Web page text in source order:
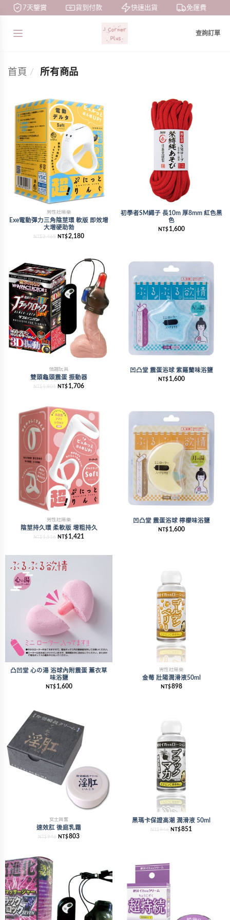
7天鑒賞 貨到付款 快速出貨 免運費
查詢訂單
首頁 / 所有商品
男性壯陽藥
Exe電動彈力三角陰莖環 軟版 即效增
大增硬助勃
NT$2,465 NT$2,180
初學者SM繩子 長10m 厚8mm 紅色黑
色
NT$ 1,600
情趣玩具
雙頭龜頭震蛋 振動器
NT$1,801 NT$ 1,706
凹凸堂 震蛋浴球 紫羅蘭味浴鹽
NT$ 1,600
男性壯陽藥
陰莖持久環 柔軟版 增粗持久
NT$1,516 NT$ 1,421
凹凸堂 震蛋浴球 檸檬味浴鹽
NT$ 1,600
凸凹堂 心の湯 浴球內附震蛋 薰衣草
味浴鹽
NT$ 1,600
男性壯陽藥
金莓 壯陽潤滑液50ml
NT$898
女士興奮
速效肛 後庭乳霜
NT$946 NT$803
黑瑪卡保證高潮 潤滑液 50ml
NT$946 NT$851